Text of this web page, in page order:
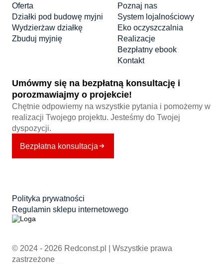
Oferta
Działki pod budowę myjni
Wydzierżaw działkę
Zbuduj myjnię
Poznaj nas
System lojalnościowy
Eko oczyszczalnia
Realizacje
Bezpłatny ebook
Kontakt
Umówmy się na bezpłatną konsultację i
porozmawiajmy o projekcie!
Chętnie odpowiemy na wszystkie pytania i pomożemy w
realizacji Twojego projektu. Jesteśmy do Twojej
dyspozycji.
Bezpłatna konsultacja
Polityka prywatności
Regulamin sklepu internetowego
© 2024 - 2026 Redconst.pl | Wszystkie prawa
zastrzeżone